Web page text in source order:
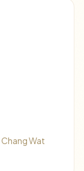
Wat